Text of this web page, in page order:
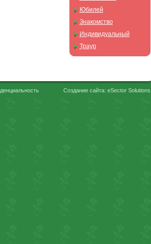
Юбилей
Знакомство
Индивидуальный
Траур
Создание сайта: eSector Solutions